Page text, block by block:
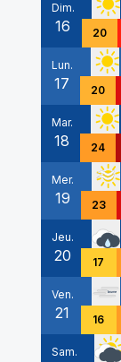
Dim.
16 20
Lun.
17 20
Mar.
18 24
Mer.
19 23
Jeu.
20 17
Ven.
21 16
Sam.